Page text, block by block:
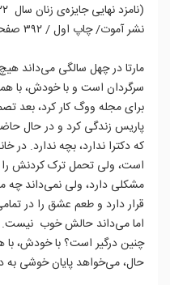
(نامزد نهایی جایزه‌ی زنان سال ۲۰۲۲)
نشر آموت/ چاپ اول / ۳۹۲ صفحه/ ۱۶۶۰۰۰ تومان
مارتا در چهل سالگی می‌داند
سرگردان است و با خودش، با
برای مجله ووگ کار کرد، بعد
پاریس زندگی کرد و در حال
که دکترا ندارد، بچه ندارد. در
است، ولی تحمل ترک کردنش را
مشکلی دارد، ولی نمی‌داند
قرار دارد و طعم عشق را در
اما می‌داند حالش خوب نیست.
چنین درگیر است؟ با خودش، با
حال، می‌خواهد پایان خوشی به